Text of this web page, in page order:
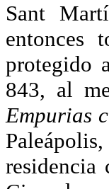
Sant
entonces
protegido
843, al
Empurias
residencia